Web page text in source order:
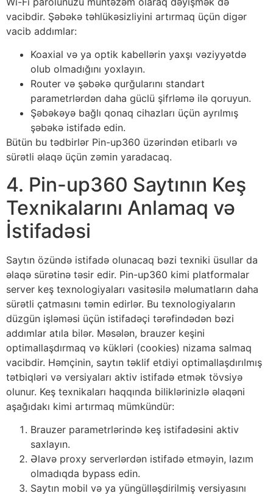
vacibdir. Şəbəkə təhlükəsizliyini artırmaq üçün digər
vacib addımlar:
Koaxial və ya optik kabellərin yaxşı vəziyyətdə
olub olmadığını yoxlayın.
Router və şəbəkə qurğularını standart
parametrlərdən daha güclü şifrləmə ilə qoruyun.
Şəbəkəyə bağlı qonaq cihazları üçün ayrılmış
şəbəkə istifadə edin.
Bütün bu tədbirlər Pin-up360 üzərindən etibarlı və
sürətli əlaqə üçün zəmin yaradacaq.
4. Pin-up360 Saytının Keş
Texnikalarını Anlamaq və
İstifadəsi
Saytın özündə istifadə olunacaq bəzi texniki üsullar da
əlaqə sürətinə təsir edir. Pin-up360 kimi platformalar
server keş texnologiyaları vasitəsilə məlumatların daha
sürətli çatmasını təmin edirlər. Bu texnologiyaların
düzgün işləməsi üçün istifadəçi tərəfindədən bəzi
addımlar atıla bilər. Məsələn, brauzer keşini
optimallaşdırmaq və kükləri (cookies) nizama salmaq
vacibdir. Həmçinin, saytın təklif etdiyi optimallaşdırılmış
tətbiqləri və versiyaları aktiv istifadə etmək tövsiyə
olunur. Keş texnikaları haqqında biliklərinizlə əlaqəni
aşağıdakı kimi artırmaq mümkündür:
Brauzer parametrlərində keş istifadəsini aktiv
saxlayın.
Əlavə proxy serverlərdən istifadə etməyin, lazım
olmadıqda bypass edin.
Saytın mobil və ya yüngülləşdirilmiş versiyasını